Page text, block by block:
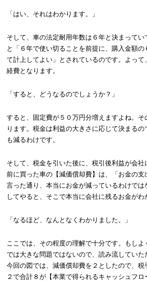
「はい、それはわかります。」
そして、車の法定耐用年数は６年と決まってい
と「６年で使い切ることを前提に、購入金額の
て計上してよい」とされているのです。よっ
経費となります。
「すると、どうなるのでしょうか？」
すると、固定費が５０万円分増えますよね。
ります。税金は利益の大きさに応じて決まる
も減るわけです。
そして、税金を引いた後に、税引後利益が会
前に買った車の【減価償却費】は、「お金の支
言った通り、本当にお金が減っているわけでは
してやると、そこで本当に会社に残るお金がわ
「なるほど、なんとなくわかりました。」
ここでは、その程度の理解で十分です。もしよ
では大きな問題ではないので、読み流していた
今回の図では、減価償却費を２としたので、
２で合計８が【本業で得られるキャッシュフ